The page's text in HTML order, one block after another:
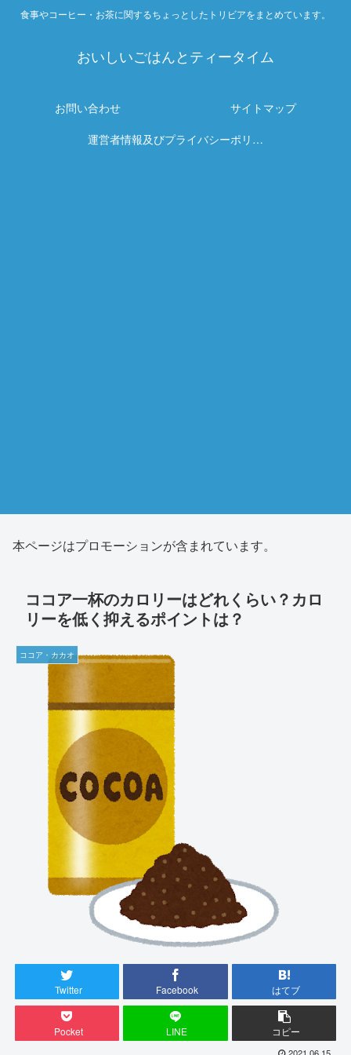
食事やコーヒー・お茶に関するちょっとしたトリビアをまとめています。
おいしいごはんとティータイム
お問い合わせ
サイトマップ
運営者情報及びプライバシーポリシ
本ページはプロモーションが含まれています。
ココア一杯のカロリーはどれくらい？カロ
リーを低く抑えるポイントは？
ココア・カカオ
Twitter Facebook はてブ
Pocket LINE コピー
2021.06.15